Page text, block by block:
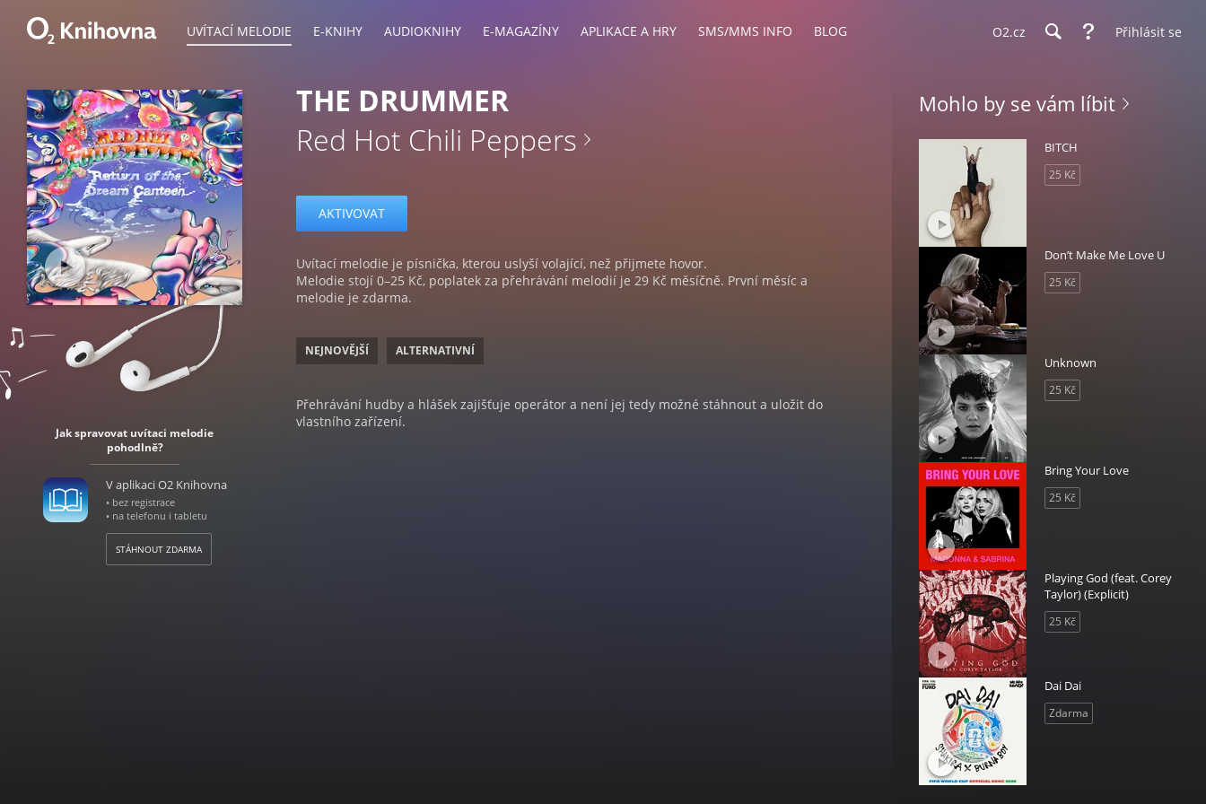
UVÍTACÍ MELODIE E-KNIHY AUDIOKNIHY E-MAGAZÍNY APLIKACE A HRY SMS/MMS INFO BLOG O2.cz Přihlásit se
Jak spravovat uvítaci melodie
pohodlně?
V aplikaci O2 Knihovna
• bez registrace
• na telefonu i tabletu
STÁHNOUT ZDARMA
THE DRUMMER
Red Hot Chili Peppers
AKTIVOVAT
Uvítací melodie je písnička, kterou uslyší volající, než přijmete hovor.
Melodie stojí 0–25 Kč, poplatek za přehrávání melodií je 29 Kč měsíčně. První měsíc a
melodie je zdarma.
NEJNOVĚJŠÍ ALTERNATIVNÍ
Přehrávání hudby a hlášek zajišťuje operátor a není jej tedy možné stáhnout a uložit do
vlastního zařízení.
Mohlo by se vám líbit
BITCH
25 Kč
Don’t Make Me Love U
25 Kč
Unknown
25 Kč
Bring Your Love
25 Kč
Playing God (feat. Corey
Taylor) (Explicit)
25 Kč
Dai Dai
Zdarma